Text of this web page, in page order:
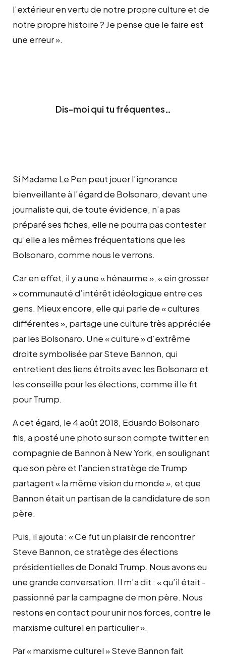
l’extérieur en vertu de notre propre culture et de
notre propre histoire ? Je pense que le faire est
une erreur ».
Dis-moi qui tu fréquentes…
Si Madame Le Pen peut jouer l’ignorance
bienveillante à l’égard de Bolsonaro, devant une
journaliste qui, de toute évidence, n’a pas
préparé ses fiches, elle ne pourra pas contester
qu’elle a les mêmes fréquentations que les
Bolsonaro, comme nous le verrons.
Car en effet, il y a une « hénaurme », « ein grosser
» communauté d’intérêt idéologique entre ces
gens. Mieux encore, elle qui parle de « cultures
différentes », partage une culture très appréciée
par les Bolsonaro. Une « culture » d’extrême
droite symbolisée par Steve Bannon, qui
entretient des liens étroits avec les Bolsonaro et
les conseille pour les élections, comme il le fit
pour Trump.
A cet égard, le 4 août 2018, Eduardo Bolsonaro
fils, a posté une photo sur son compte twitter en
compagnie de Bannon à New York, en soulignant
que son père et l’ancien stratège de Trump
partagent « la même vision du monde », et que
Bannon était un partisan de la candidature de son
père.
Puis, il ajouta : « Ce fut un plaisir de rencontrer
Steve Bannon, ce stratège des élections
présidentielles de Donald Trump. Nous avons eu
une grande conversation. Il m’a dit : « qu’il était -
passionné par la campagne de mon père. Nous
restons en contact pour unir nos forces, contre le
marxisme culturel en particulier ».
Par « marxisme culturel » Steve Bannon fait